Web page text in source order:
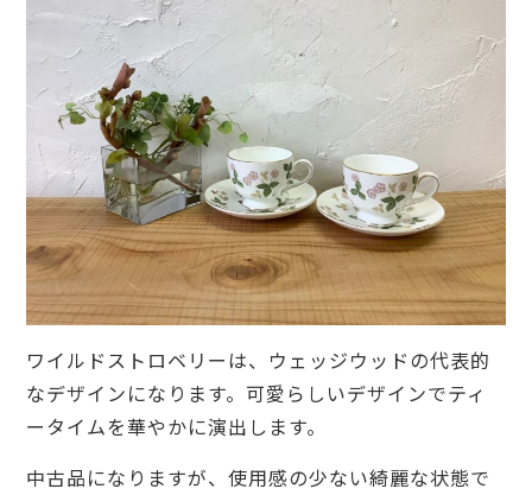
ワイルドストロベリーは、ウェッジウッドの代表的
なデザインになります。可愛らしいデザインでティ
ータイムを華やかに演出します。
中古品になりますが、使用感の少ない綺麗な状態で